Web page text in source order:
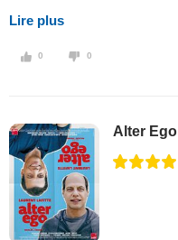
Lire plus
0 0
Alter Ego